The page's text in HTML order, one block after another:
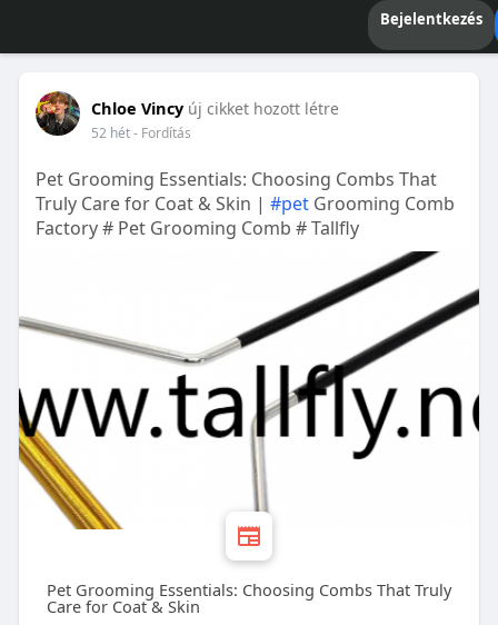
Bejelentkezés
Chloe Vincy új cikket hozott létre
52 hét- Fordítás
Pet Grooming Essentials: Choosing Combs That
Truly Care for Coat & Skin | #petGrooming Comb
Factory # Pet Grooming Comb # Tallfly
Pet Grooming Essentials: Choosing Combs That Truly
Care for Coat & Skin